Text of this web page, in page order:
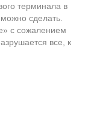
терминала в
можно сделать.
с сожалением
все, к